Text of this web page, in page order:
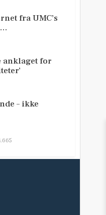
fra UMC’s
anklaget for
– ikke